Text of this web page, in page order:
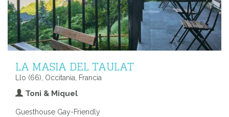
LA MASIA DEL TAULAT
Llo (66), Occitania, Francia
Toni & Miquel
Guesthouse Gay-Friendly